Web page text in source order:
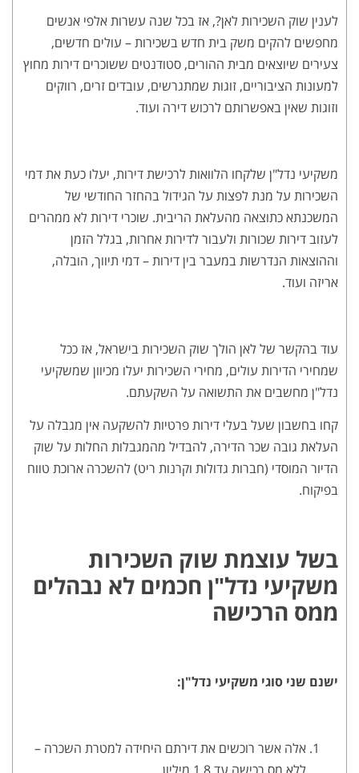
לענין שוק השכירות לאן?, אז בכל שנה עשרות אלפי אנשים
מחפשים להקים משק בית חדש בשכירות – עולים חדשים,
צעירים שיוצאים מבית ההורים, סטודנטים ששוכרים דירות מחוץ
למעונות הציבוריים, זוגות שמתגרשים, עובדים זרים, רווקים
וזוגות שאין באפשרותם לרכוש דירה ועוד.
משקיעי נדל"ן שלקחו הלוואות לרכישת דירות, יעלו כעת את דמי
השכירות על מנת לפצות על הגידול בהחזר החודשי של
המשכנתא כתוצאה מהעלאת הריבית. שוכרי דירות לא ממהרים
לעזוב דירות שכורות ולעבור לדירות אחרות, בגלל הזמן
וההוצאות הנדרשות במעבר בין דירות – דמי תיווך, הובלה,
אריזה ועוד.
עוד בהקשר של לאן הולך שוק השכירות בישראל, אז ככל
שמחירי הדירות עולים, מחירי השכירות יעלו מכיוון שמשקיעי
נדל"ן מחשבים את התשואה על השקעתם.
קחו בחשבון שעל בעלי דירות פרטיות להשקעה אין מגבלה על
העלאת גובה שכר הדירה, להבדיל מהמגבלות החלות על שוק
הדיור המוסדי (חברות גדולות וקרנות ריט) להשכרה ארוכת טווח
בפיקוח.
בשל עוצמת שוק השכירות
משקיעי נדל"ן חכמים לא נבהלים
ממס הרכישה
ישנם שני סוגי משקיעי נדל"ן:
אלה אשר רוכשים את דירתם היחידה למטרת השכרה –